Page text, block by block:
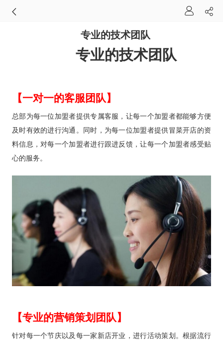
专业的技术团队
专业的技术团队
【一对一的客服团队】
总部为每一位加盟者提供专属客服，让每一个加盟者都能够方便
及时有效的进行沟通。同时，为每一位加盟者提供冒菜开店的资
料信息，对每一个加盟者进行跟进反馈，让每一个加盟者感受贴
心的服务。
【专业的营销策划团队】
针对每一个节庆以及每一家新店开业，进行活动策划。根据流行